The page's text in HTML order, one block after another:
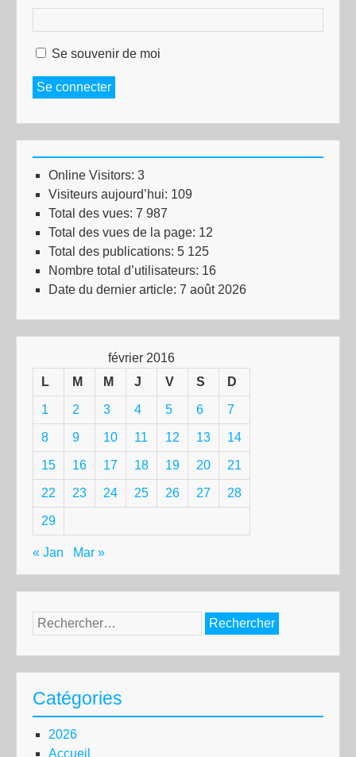
Se souvenir de moi
Se connecter
Online Visitors: 3
Visiteurs aujourd’hui: 109
Total des vues: 7 987
Total des vues de la page: 12
Total des publications: 5 125
Nombre total d’utilisateurs: 16
Date du dernier article: 7 août 2026
février 2016
L
M M J V S D
1 2 3 4 5 6 7
8 9 10 11 12 13 14
15 16 17 18 19 20 21
22 23 24 25 26 27 28
29
« Jan Mar »
Rechercher :
Catégories
2026
Accueil